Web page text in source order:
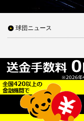
球団ニュース